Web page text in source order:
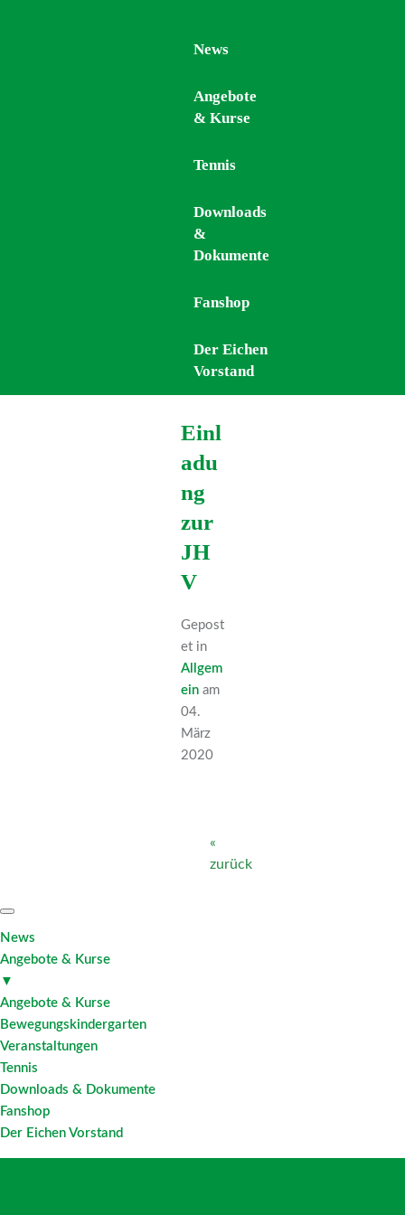
News
Angebote
& Kurse
Tennis
Downloads
&
Dokumente
Fanshop
Der Eichen
Vorstand
News
Angebote
& Kurse
Tennis
Downloads
&
Dokumente
Fanshop
Der Eichen
Vorstand
Einl
adu
ng
zur
JH
V
Gepost
et in
Allgem
ein am
04.
März
2020
«
zurück
News
Angebote & Kurse
▼
Angebote & Kurse
Bewegungskindergarten
Veranstaltungen
Tennis
Downloads & Dokumente
Fanshop
Der Eichen Vorstand